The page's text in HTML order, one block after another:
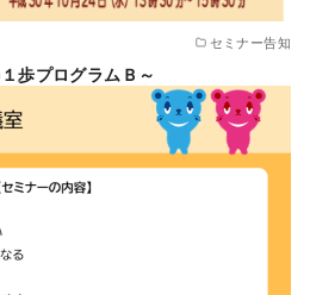
セミナー告知
歩プログラムＢ～